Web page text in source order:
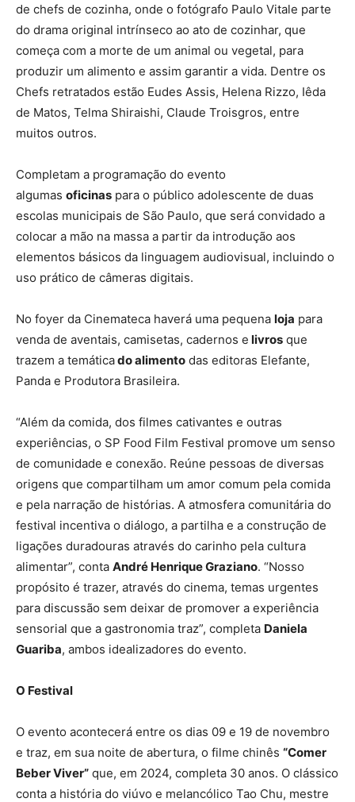
de chefs de cozinha, onde o fotógrafo Paulo Vitale parte
do drama original intrínseco ao ato de cozinhar, que
começa com a morte de um animal ou vegetal, para
produzir um alimento e assim garantir a vida. Dentre os
Chefs retratados estão Eudes Assis, Helena Rizzo, Iêda
de Matos, Telma Shiraishi, Claude Troisgros, entre
muitos outros.
Completam a programação do evento
algumas oficinas para o público adolescente de duas
escolas municipais de São Paulo, que será convidado a
colocar a mão na massa a partir da introdução aos
elementos básicos da linguagem audiovisual, incluindo o
uso prático de câmeras digitais.
No foyer da Cinemateca haverá uma pequena loja para
venda de aventais, camisetas, cadernos e livros que
trazem a temáticado alimento das editoras Elefante,
Panda e Produtora Brasileira.
“Além da comida, dos filmes cativantes e outras
experiências, o SP Food Film Festival promove um senso
de comunidade e conexão. Reúne pessoas de diversas
origens que compartilham um amor comum pela comida
e pela narração de histórias. A atmosfera comunitária do
festival incentiva o diálogo, a partilha e a construção de
ligações duradouras através do carinho pela cultura
alimentar”, conta André Henrique Graziano. “Nosso
propósito é trazer, através do cinema, temas urgentes
para discussão sem deixar de promover a experiência
sensorial que a gastronomia traz”, completa Daniela
Guariba, ambos idealizadores do evento.
O Festival
O evento acontecerá entre os dias 09 e 19 de novembro
e traz, em sua noite de abertura, o filme chinês “Comer
Beber Viver” que, em 2024, completa 30 anos. O clássico
conta a história do viúvo e melancólico Tao Chu, mestre